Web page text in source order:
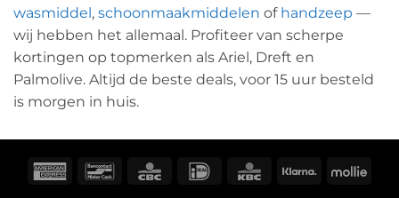
wasmiddel, schoonmaakmiddelen of handzeep —
wij hebben het allemaal. Profiteer van scherpe
kortingen op topmerken als Ariel, Dreft en
Palmolive. Altijd de beste deals, voor 15 uur besteld
is morgen in huis.
American BancontactCBC IDeal KBC Klarna